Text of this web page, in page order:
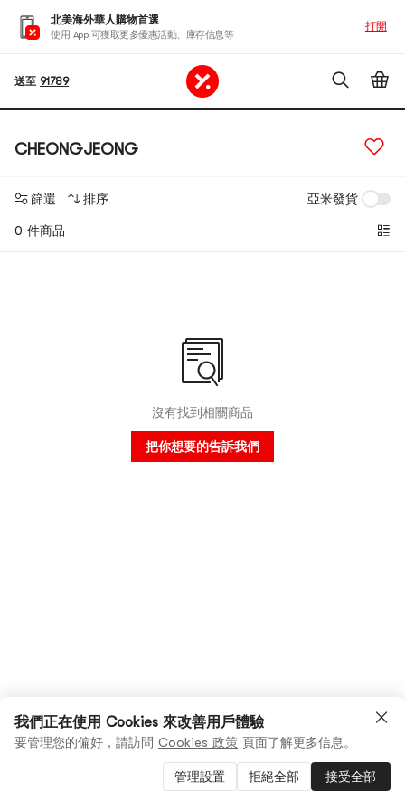
北美海外華人購物首選
使用 App 可獲取更多優惠活動、庫存信息等
打開
送至 91789
CHEONGJEONG
篩選 排序 亞米發貨
0 件商品
沒有找到相關商品
把你想要的告訴我們
我們正在使用 Cookies 來改善用戶體驗
要管理您的偏好，請訪問 Cookies 政策 頁面了解更多信息。
管理設置 拒絕全部 接受全部